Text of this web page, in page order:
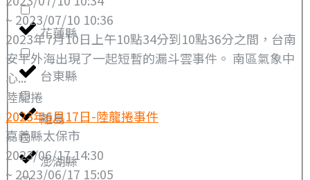
花蓮縣
台東縣
離島
澎湖縣
~ 2023/07/10 10:36
2023年7月10日上午10點34分到10點36分之間，台南
安平外海出現了一起短暫的漏斗雲事件。 南區氣象中
心...
陸龍捲
2023年6月17日-陸龍捲事件
嘉義縣太保市
2023/06/17 14:30
~ 2023/06/17 15:05